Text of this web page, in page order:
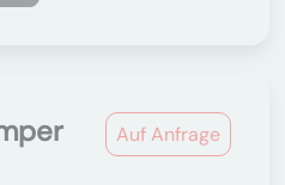
Auf Anfrage